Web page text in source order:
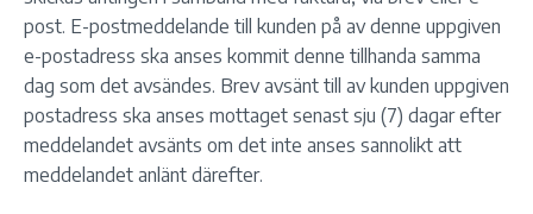
post. E-postmeddelande till kunden på av denne uppgiven
e-postadress ska anses kommit denne tillhanda samma
dag som det avsändes. Brev avsänt till av kunden uppgiven
postadress ska anses mottaget senast sju (7) dagar efter
meddelandet avsänts om det inte anses sannolikt att
meddelandet anlänt därefter.